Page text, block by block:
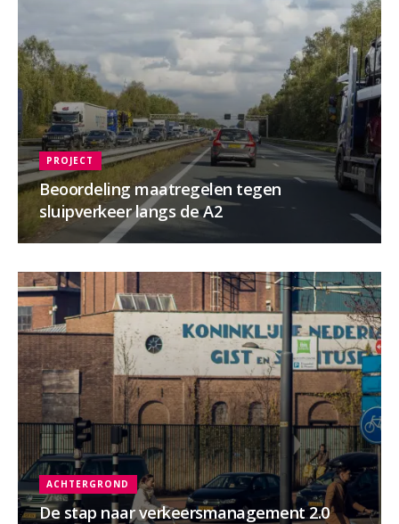
Beoordeling maatregelen tegen
sluipverkeer langs de A2
PROJECT
De stap naar verkeersmanagement 2.0
ACHTERGROND